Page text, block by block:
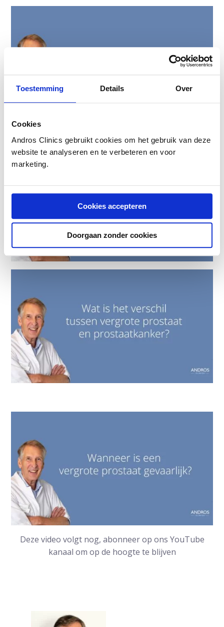
Toestemming Details Over
Cookies
Andros Clinics gebruikt cookies om het gebruik van deze
website te analyseren en te verbeteren en voor
marketing.
Cookies accepteren
Doorgaan zonder cookies
Deze video volgt nog, abonneer op ons YouTube
kanaal om op de hoogte te blijven